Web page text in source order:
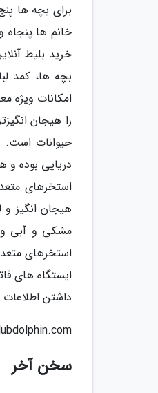
برای بچه ها
خانم ها پنجاه
خرید بلیط
بچه ها، کمد
امکانات ویژه
را هیجان
حیوانات
دریایی بوده و
استخرهای
هیجان انگیز
مشکی و آبی و
استخرهای
ایستگاه های
داشتن
سخن آخر